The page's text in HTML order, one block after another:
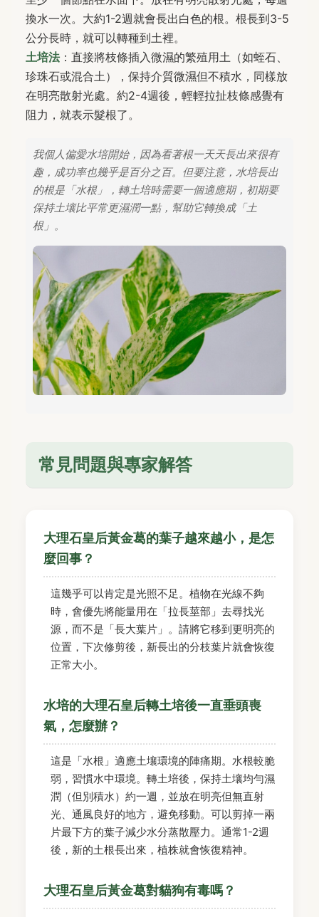
換水一次。大約1-2週就會長出白色的根。根長到3-5
公分長時，就可以轉種到土裡。
土培法：直接將枝條插入微濕的繁殖用土（如蛭石、
珍珠石或混合土），保持介質微濕但不積水，同樣放
在明亮散射光處。約2-4週後，輕輕拉扯枝條感覺有
阻力，就表示髮根了。
我個人偏愛水培開始，因為看著根一天天長出來很有
趣，成功率也幾乎是百分之百。但要注意，水培長出
的根是「水根」，轉土培時需要一個適應期，初期要
保持土壤比平常更濕潤一點，幫助它轉換成「土
根」。
常見問題與專家解答
大理石皇后黃金葛的葉子越來越小，是怎
麼回事？
這幾乎可以肯定是光照不足。植物在光線不夠
時，會優先將能量用在「拉長莖部」去尋找光
源，而不是「長大葉片」。請將它移到更明亮的
位置，下次修剪後，新長出的分枝葉片就會恢復
正常大小。
水培的大理石皇后轉土培後一直垂頭喪
氣，怎麼辦？
這是「水根」適應土壤環境的陣痛期。水根較脆
弱，習慣水中環境。轉土培後，保持土壤均勻濕
潤（但別積水）約一週，並放在明亮但無直射
光、通風良好的地方，避免移動。可以剪掉一兩
片最下方的葉子減少水分蒸散壓力。通常1-2週
後，新的土根長出來，植株就會恢復精神。
大理石皇后黃金葛對貓狗有毒嗎？